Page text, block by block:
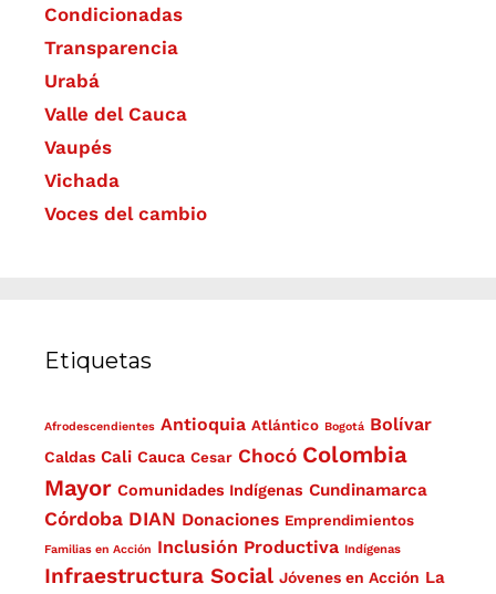
Condicionadas
Transparencia
Urabá
Valle del Cauca
Vaupés
Vichada
Voces del cambio
Etiquetas
Afrodescendientes Antioquia Atlántico Bogotá Bolívar
Caldas Cali Cauca Cesar Chocó Colombia
Mayor Comunidades Indígenas Cundinamarca
Córdoba DIAN Donaciones Emprendimientos
Familias en Acción Inclusión Productiva Indígenas
Infraestructura Social Jóvenes en Acción La